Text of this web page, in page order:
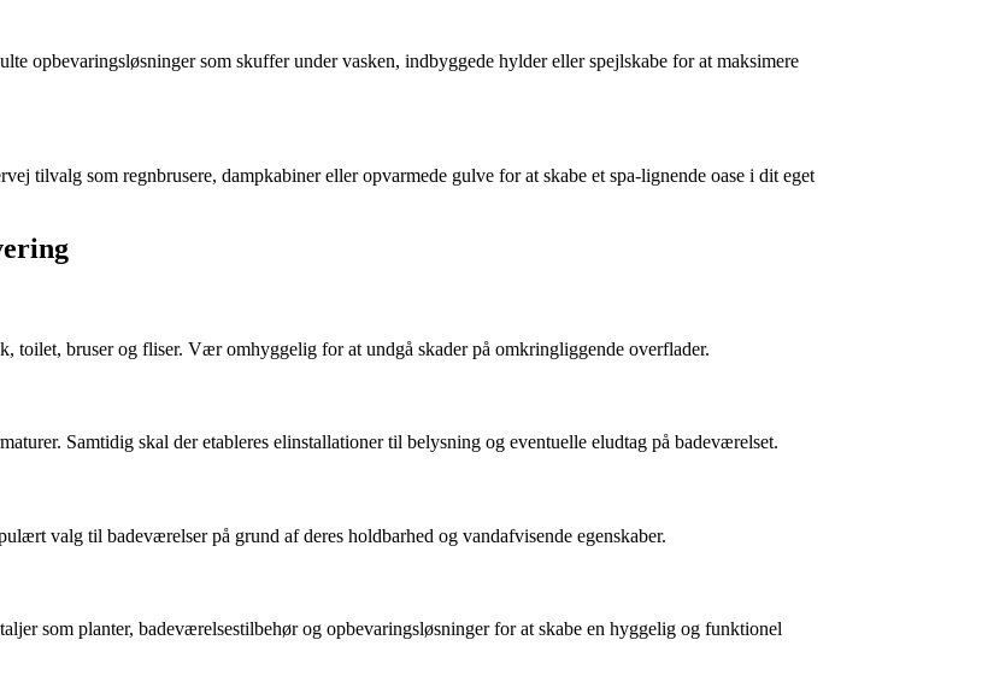
opbevaringsløsninger som skuffer under vasken, indbyggede hylder eller spejlskabe for at maksimere
tilvalg som regnbrusere, dampkabiner eller opvarmede gulve for at skabe et spa-lignende oase i dit eget
toilet, bruser og fliser. Vær omhyggelig for at undgå skader på omkringliggende overflader.
Samtidig skal der etableres elinstallationer til belysning og eventuelle eludtag på badeværelset.
valg til badeværelser på grund af deres holdbarhed og vandafvisende egenskaber.
som planter, badeværelsestilbehør og opbevaringsløsninger for at skabe en hyggelig og funktionel